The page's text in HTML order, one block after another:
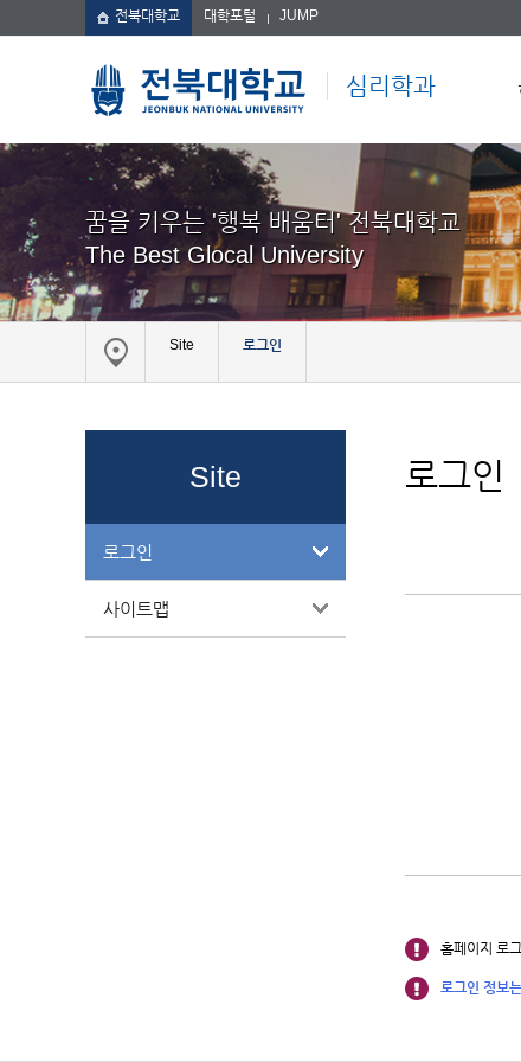
전북대학교 대학포털 JUMP
심리학과
꿈을 키우는 '행복 배움터' 전북대학교
The Best Glocal University
Site 로그인
Site
로그인
사이트맵
로그인
홈페이지 로
로그인 정보